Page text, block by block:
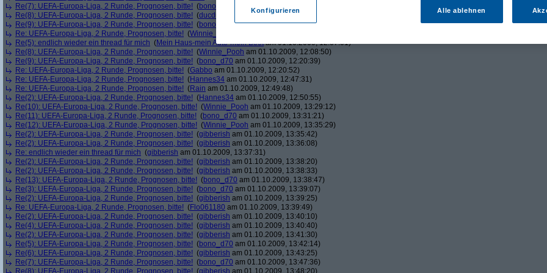
Re(7): UEFA-Europa-Liga, 2 Runde, Prognosen, bitte! (bono_d70
am 01.10.2009, 12:02:51)
Re(8): UEFA-Europa-Liga, 2 Runde, Prognosen, bitte! (ducduc
am 01.10.2009, 12:03:06)
Re(9): UEFA-Europa-Liga, 2 Runde, Prognosen, bitte! (bono_d70
am 01.10.2009, 12:03:37)
Re: UEFA-Europa-Liga, 2 Runde, Prognosen, bitte! (Winnie_Pooh
Re(5): endlich wieder ein thread für mich (Mein Haus-mein Auto-mein Bootam 01.10.2009, 12:07:01)
Re(8): UEFA-Europa-Liga, 2 Runde, Prognosen, bitte! (Winnie_Pooh am 01.10.2009, 12:08:50)
Re(9): UEFA-Europa-Liga, 2 Runde, Prognosen, bitte! (bono_d70 am 01.10.2009, 12:20:39)
Re: UEFA-Europa-Liga, 2 Runde, Prognosen, bitte! (Gabbo am 01.10.2009, 12:20:52)
Re: UEFA-Europa-Liga, 2 Runde, Prognosen, bitte! (Hannes34 am 01.10.2009, 12:47:31)
Re: UEFA-Europa-Liga, 2 Runde, Prognosen, bitte! (Rain am 01.10.2009, 12:49:48)
Re(2): UEFA-Europa-Liga, 2 Runde, Prognosen, bitte! (Hannes34 am 01.10.2009, 12:50:55)
Re(10): UEFA-Europa-Liga, 2 Runde, Prognosen, bitte! (Winnie_Pooh am 01.10.2009, 13:29:12)
Re(11): UEFA-Europa-Liga, 2 Runde, Prognosen, bitte! (bono_d70 am 01.10.2009, 13:31:21)
Re(12): UEFA-Europa-Liga, 2 Runde, Prognosen, bitte! (Winnie_Pooh am 01.10.2009, 13:35:29)
Re(2): UEFA-Europa-Liga, 2 Runde, Prognosen, bitte! (gibberish am 01.10.2009, 13:35:42)
Re(2): UEFA-Europa-Liga, 2 Runde, Prognosen, bitte! (gibberish am 01.10.2009, 13:36:08)
Re: endlich wieder ein thread für mich (gibberish am 01.10.2009, 13:37:31)
Re(2): UEFA-Europa-Liga, 2 Runde, Prognosen, bitte! (gibberish am 01.10.2009, 13:38:20)
Re(2): UEFA-Europa-Liga, 2 Runde, Prognosen, bitte! (gibberish am 01.10.2009, 13:38:33)
Re(13): UEFA-Europa-Liga, 2 Runde, Prognosen, bitte! (bono_d70 am 01.10.2009, 13:38:47)
Re(3): UEFA-Europa-Liga, 2 Runde, Prognosen, bitte! (bono_d70 am 01.10.2009, 13:39:07)
Re(2): UEFA-Europa-Liga, 2 Runde, Prognosen, bitte! (gibberish am 01.10.2009, 13:39:25)
Re: UEFA-Europa-Liga, 2 Runde, Prognosen, bitte! (Flo061180 am 01.10.2009, 13:39:49)
Re(2): UEFA-Europa-Liga, 2 Runde, Prognosen, bitte! (gibberish am 01.10.2009, 13:40:10)
Re(4): UEFA-Europa-Liga, 2 Runde, Prognosen, bitte! (gibberish am 01.10.2009, 13:40:40)
Re(2): UEFA-Europa-Liga, 2 Runde, Prognosen, bitte! (gibberish am 01.10.2009, 13:41:30)
Re(5): UEFA-Europa-Liga, 2 Runde, Prognosen, bitte! (bono_d70 am 01.10.2009, 13:42:14)
Re(6): UEFA-Europa-Liga, 2 Runde, Prognosen, bitte! (gibberish am 01.10.2009, 13:43:25)
Re(7): UEFA-Europa-Liga, 2 Runde, Prognosen, bitte! (bono_d70 am 01.10.2009, 13:47:36)
Re(8): UEFA-Europa-Liga, 2 Runde, Prognosen, bitte! (gibberish am 01.10.2009, 13:48:20)
Konfigurieren Alle ablehnen